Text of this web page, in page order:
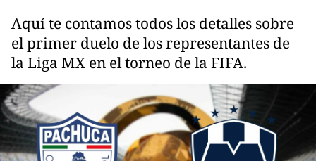
Aquí te contamos todos los detalles sobre
el primer duelo de los representantes de
la Liga MX en el torneo de la FIFA.